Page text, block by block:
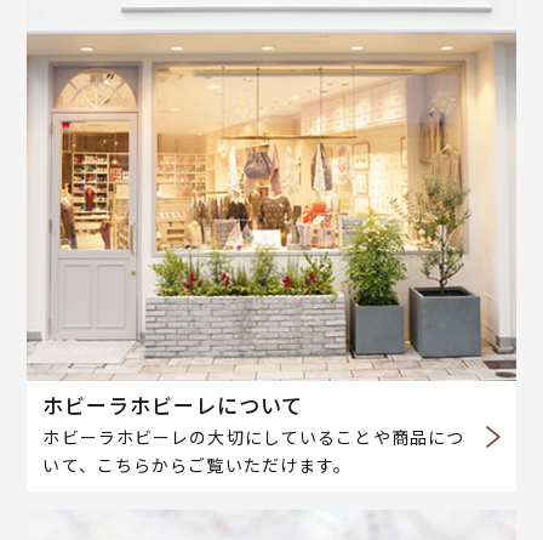
ホビーラホビーレについて
ホビーラホビーレの大切にしていることや商品につ
いて、こちらからご覧いただけます。